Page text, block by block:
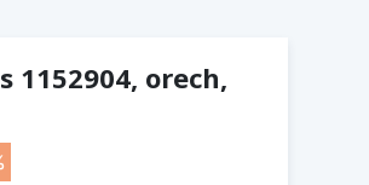
1152904, orech,